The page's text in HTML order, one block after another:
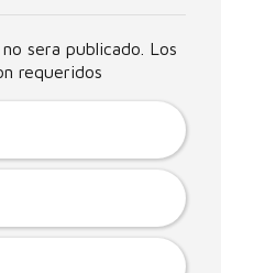
sera publicado. Los
requeridos